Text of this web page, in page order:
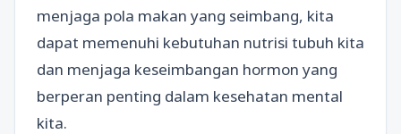
menjaga pola makan yang seimbang, kita
dapat memenuhi kebutuhan nutrisi tubuh kita
dan menjaga keseimbangan hormon yang
berperan penting dalam kesehatan mental
kita.